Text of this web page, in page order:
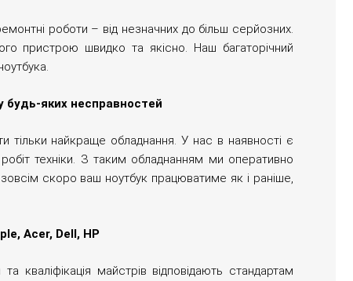
роботи – від незначних до більш серйозних.
пристрою швидко та якісно. Наш багаторічний
будь-яких несправностей
тільки найкраще обладнання. У нас в наявності є
техніки. З таким обладнанням ми оперативно
скоро ваш ноутбук працюватиме як і раніше,
Acer, Dell, HP
майстрів відповідають стандартам